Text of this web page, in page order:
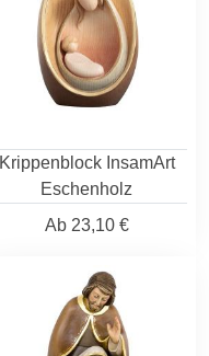
Krippenblock InsamArt
Eschenholz
Ab23,10 €